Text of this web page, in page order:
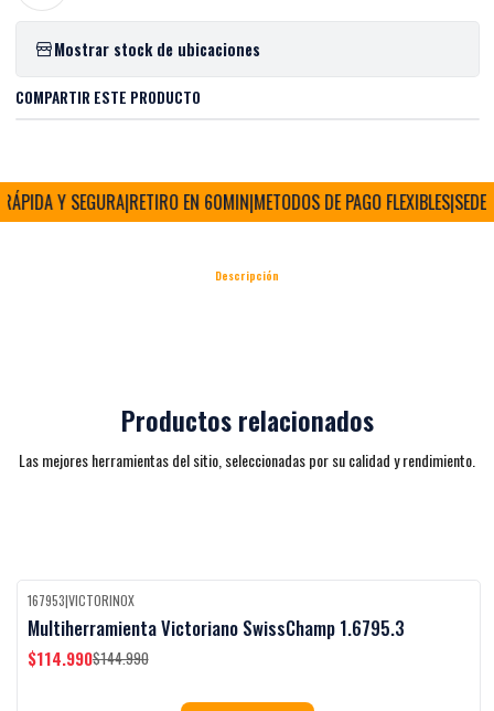
Mostrar stock de ubicaciones
COMPARTIR ESTE PRODUCTO
Y SEGURA|RETIRO EN 60MIN|METODOS DE PAGO FLEXIBLES|SEDE
Descripción
Productos relacionados
Las mejores herramientas del sitio, seleccionadas por su calidad y rendimiento.
-21%OFF
167953|VICTORINOX
Multiherramienta Victoriano SwissChamp 1.6795.3
$114.990$144.990